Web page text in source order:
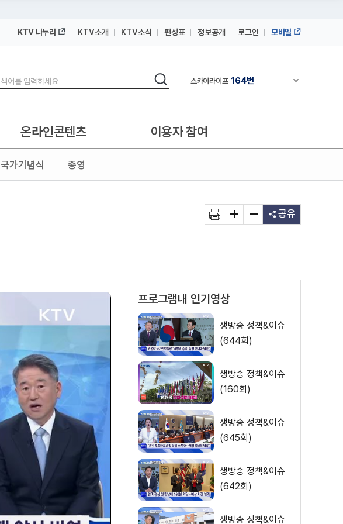
KTV 나누리 KTV소개 KTV소식 편성표 정보공개 로그인 모바일
검색
검색 채널안내 펼쳐
스카이라이프 164번
스카이라이프 164번
스카이라이프
국가기념식 종영
온라인콘텐츠 이용자 참여
공유
프로그램내 인기영상
생방송 정책&이슈
(644회)
생방송 정책&이슈
(160회)
생방송 정책&이슈
(645회)
생방송 정책&이슈
(642회)
생방송 정책&이슈